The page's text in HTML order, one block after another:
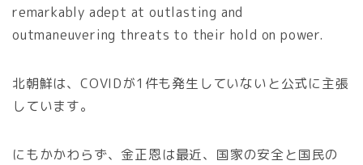
remarkably adept at outlasting and
outmaneuvering threats to their hold on power.
北朝鮮は、COVIDが1件も発生していないと公式に主張
しています。
にもかかわらず、金正恩は最近、国家の安全と国民の